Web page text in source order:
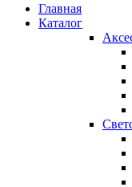
Главная
Каталог